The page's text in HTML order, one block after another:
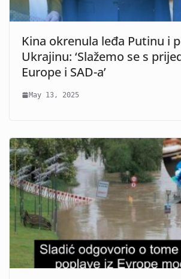
Kina okrenula leđa Putinu i
Ukrajinu: ‘Slažemo se s
Europe i SAD-a’
May 13, 2025